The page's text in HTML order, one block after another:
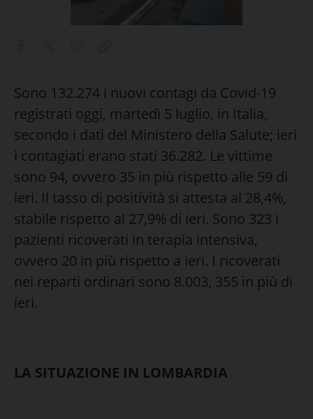
Sono 132.274 i nuovi contagi da Covid-19
registrati oggi, martedì 5 luglio, in Italia,
secondo i dati del Ministero della Salute; ieri
i contagiati erano stati 36.282. Le vittime
sono 94, ovvero 35 in più rispetto alle 59 di
ieri. Il tasso di positività si attesta al 28,4%,
stabile rispetto al 27,9% di ieri. Sono 323 i
pazienti ricoverati in terapia intensiva,
ovvero 20 in più rispetto a ieri. I ricoverati
nei reparti ordinari sono 8.003, 355 in più di
ieri.
LA SITUAZIONE IN LOMBARDIA